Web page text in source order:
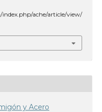
ache/article/view/
y Acero